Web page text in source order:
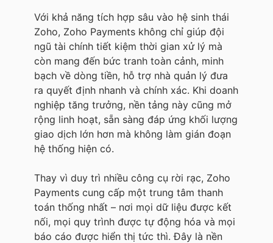
Với khả năng tích hợp sâu vào hệ sinh thái
Zoho, Zoho Payments không chỉ giúp đội
ngũ tài chính tiết kiệm thời gian xử lý mà
còn mang đến bức tranh toàn cảnh, minh
bạch về dòng tiền, hỗ trợ nhà quản lý đưa
ra quyết định nhanh và chính xác. Khi doanh
nghiệp tăng trưởng, nền tảng này cũng mở
rộng linh hoạt, sẵn sàng đáp ứng khối lượng
giao dịch lớn hơn mà không làm gián đoạn
hệ thống hiện có.
Thay vì duy trì nhiều công cụ rời rạc, Zoho
Payments cung cấp một trung tâm thanh
toán thống nhất – nơi mọi dữ liệu được kết
nối, mọi quy trình được tự động hóa và mọi
báo cáo được hiển thị tức thì. Đây là nền